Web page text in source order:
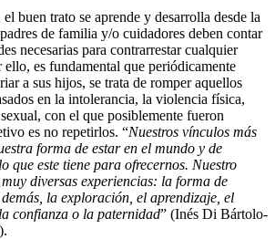
buen trato se aprende y desarrolla desde la
de familia y/o cuidadores deben contar
necesarias para contrarrestar cualquier
es fundamental que periódicamente
a sus hijos, se trata de romper aquellos
en la intolerancia, la violencia física,
con el que posiblemente fueron
es no repetirlos. “Nuestros vínculos más
forma de estar en el mundo y de
que este tiene para ofrecernos. Nuestro
diversas experiencias: la forma de
la exploración, el aprendizaje, el
confianza o la paternidad” (Inés Di Bártolo-